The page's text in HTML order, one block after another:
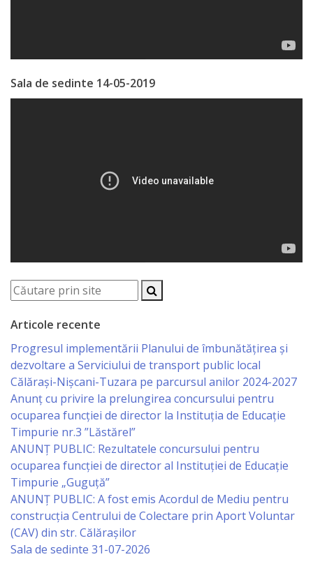
Consilieri
Regulamentul
Consiliului
Dispoziții
Proiecte
de
decizii
Deciziile
Consiliului
Consiliul
Sala de sedinte 14-05-2019
Articole recente
Progresul implementării Planului de îmbunătățirea și
dezvoltare a Serviciului de transport public local
Călărași-Nișcani-Tuzara pe parcursul anilor 2024-2027
Anunț cu privire la prelungirea concursului pentru
ocuparea funcţiei de director la Instituția de Educație
Timpurie nr.3 ”Lăstărel”
ANUNȚ PUBLIC: Rezultatele concursului pentru
ocuparea funcției de director al Instituției de Educație
Timpurie „Guguță”
ANUNȚ PUBLIC: A fost emis Acordul de Mediu pentru
construcția Centrului de Colectare prin Aport Voluntar
(CAV) din str. Călărașilor
Sala de sedinte 31-07-2026